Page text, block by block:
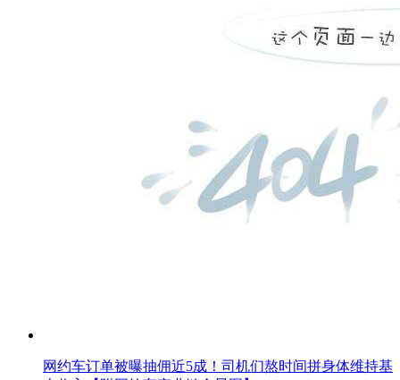
网约车订单被曝抽佣近5成！司机们熬时间拼身体维持基